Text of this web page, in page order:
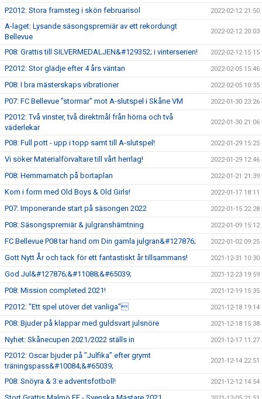
P2012: Stora framsteg i skön februarisol 2022-02-12 21:50
A-laget: Lysande säsongspremiär av ett rekordungt
Bellevue
2022-02-12 20:03
P08: Grattis till SILVERMEDALJEN&#129352; i vinterserien! 2022-02-12 15:15
P2012: Stor glädje efter 4 års väntan 2022-02-05 15:46
P08: I bra mästerskaps vibrationer 2022-02-05 10:35
P07: FC Bellevue ”stormar” mot A-slutspel i Skåne VM 2022-01-30 23:26
P2012: Två vinster, två direktmål från hörna och två
väderlekar
2022-01-30 21:06
P08: Full pott - upp i topp samt till A-slutspel! 2022-01-29 15:25
Vi söker Materialförvaltare till vårt herrlag! 2022-01-29 12:46
P08: Hemmamatch på bortaplan 2022-01-21 21:39
Kom i form med Old Boys & Old Girls! 2022-01-17 18:11
P07: Imponerande start på säsongen 2022 2022-01-15 22:28
P08: Säsongspremiär & julgranshämtning 2022-01-09 15:12
FC Bellevue P08 tar hand om Din gamla julgran&#127876; 2022-01-02 09:25
Gott Nytt År och tack för ett fantastiskt år tillsammans! 2021-12-31 10:30
God Jul&#127876;&#11088;&#65039; 2021-12-23 19:59
P08: Mission completed 2021! 2021-12-19 15:35
P2012: ”Ett spel utöver det vanliga” 2021-12-18 19:14
P08: Bjuder på klappar med guldsvart julsnöre 2021-12-18 15:38
Nyhet: Skånecupen 2021/2022 ställs in 2021-12-17 11:27
P2012: Oscar bjuder på ”Julfika” efter grymt
träningspass&#10084;&#65039;
2021-12-14 22:51
P08: Snöyra & 3:e adventsfotboll! 2021-12-12 14:54